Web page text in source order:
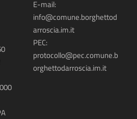
E-mail:
info@comune.borghettod
arroscia.im.it
PEC:
protocollo@pec.comune.b
orghettodarroscia.im.it